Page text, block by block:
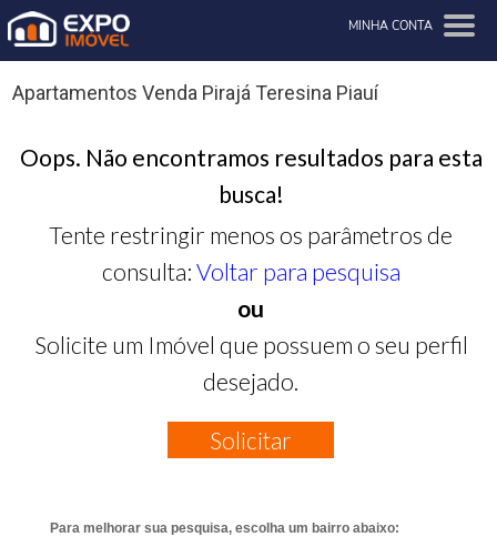
MINHA CONTA
Apartamentos Venda Pirajá Teresina Piauí
Oops. Não encontramos resultados para esta
busca!
Tente restringir menos os parâmetros de
consulta: Voltar para pesquisa
ou
Solicite um Imóvel que possuem o seu perfil
desejado.
Solicitar
Para melhorar sua pesquisa, escolha um bairro abaixo: